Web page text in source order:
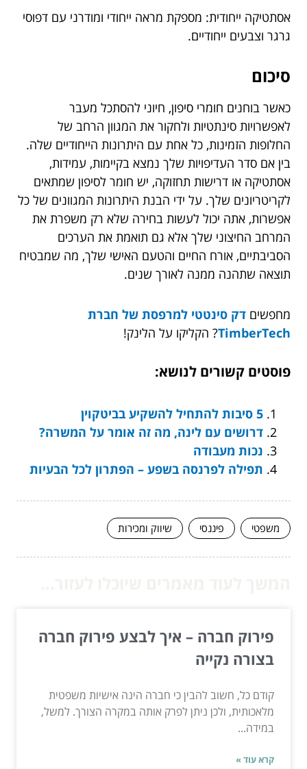
אסתטיקה ייחודית: מספקת מראה ייחודי ומודרני עם דפוסי
גרגר וצבעים ייחודיים.
סיכום
כאשר בוחנים חומרי סיפון, חיוני להסתכל מעבר
לאפשרויות סינתטיות ולחקור את המגוון הרחב של
החלופות הזמינות, כל אחת עם היתרונות הייחודיים שלה.
בין אם סדר העדיפויות שלך נמצא בקיימות, עמידות,
אסתטיקה או דרישות תחזוקה, יש חומר לסיפון שמתאים
לקריטריונים שלך. על ידי הבנת היתרונות המגוונים של כל
אפשרות, אתה יכול לעשות בחירה שלא רק משפרת את
המרחב החיצוני שלך אלא גם תואמת את הערכים
הסביבתיים, אורח החיים והטעם האישי שלך, מה שמבטיח
תוצאה שתהנה ממנה לאורך שנים.
מחפשים דק סינטטי למרפסת של חברת
TimberTech? הקליקו על הלינק!
פוסטים קשורים לנושא:
5 סיבות להתחיל להשקיע בביטקוין
דרושים עם לינה, מה זה אומר על המשרה?
נכות מעבודה
תפילה לפרנסה בשפע – הפתרון לכל הבעיות
משפטי פיננסי שיווק ומכירות
פירוק חברה – איך לבצע פירוק חברה
בצורה נקייה
קודם כל, חשוב להבין כי חברה הינה אישיות משפטית
מלאכותית, ולכן ניתן לפרק אותה במקרה הצורך. למשל,
במידה...
קרא עוד »